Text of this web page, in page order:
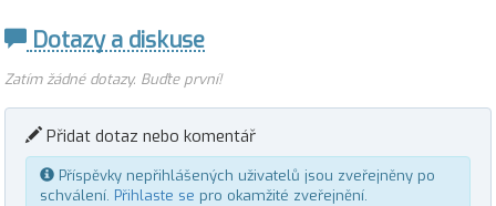
Dotazy a diskuse
Zatím žádné dotazy. Buďte první!
Přidat dotaz nebo komentář
Příspěvky nepřihlášených uživatelů jsou zveřejněny po
schválení. Přihlaste se pro okamžité zveřejnění.